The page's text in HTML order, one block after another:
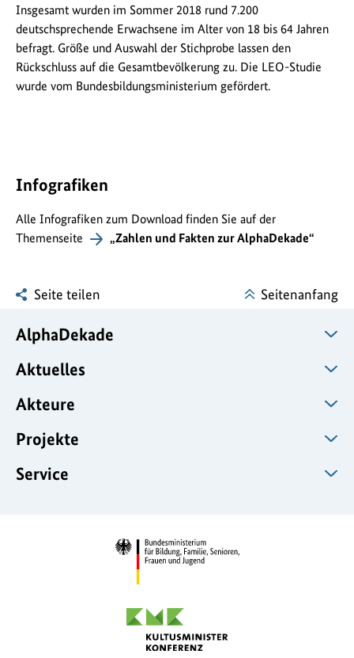
Insgesamt wurden im Sommer 2018 rund 7.200
deutschsprechende Erwachsene im Alter von 18 bis 64 Jahren
befragt. Größe und Auswahl der Stichprobe lassen den
Rückschluss auf die Gesamtbevölkerung zu. Die LEO-Studie
wurde vom Bundesbildungsministerium gefördert.
Infografiken
Alle Infografiken zum Download finden Sie auf der
Themenseite
„Zahlen und Fakten zur AlphaDekade“
Seite teilen Seitenanfang
AlphaDekade
Aktuelles
Akteure
Projekte
Service